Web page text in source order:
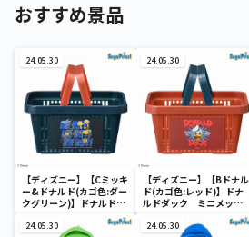
おすすめ景品
24.05.30
【ディズニー】【Cミッキ
ー&ドナルド(カゴ色:ダー
クグリーン)】ドナルドダ
ック ミニメッシュカゴ
24.05.30
【ディズニー】【Bドナル
ド(カゴ色:レッド)】ドナ
ルドダック ミニメッシ
24.05.30 24.05.30